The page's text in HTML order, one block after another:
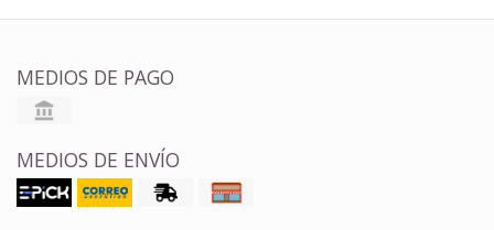
MEDIOS DE PAGO
MEDIOS DE ENVÍO